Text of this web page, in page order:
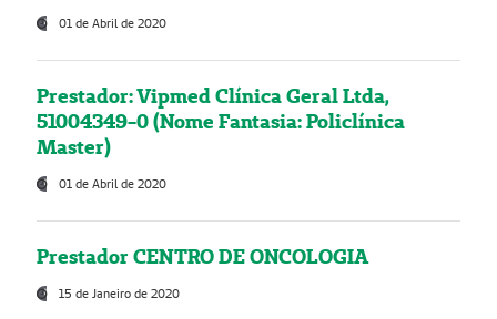
01 de Abril de 2020
Prestador: Vipmed Clínica Geral Ltda,
51004349-0 (Nome Fantasia: Policlínica
Master)
01 de Abril de 2020
Prestador CENTRO DE ONCOLOGIA
15 de Janeiro de 2020